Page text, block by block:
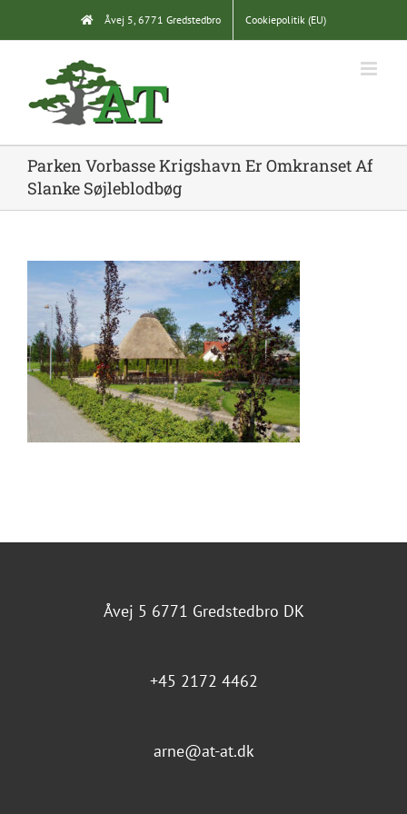
content
Åvej 5, 6771 Gredstedbro Cookiepolitik (EU)
Parken Vorbasse Krigshavn Er Omkranset Af
Slanke Søjleblodbøg
Åvej 5 6771 Gredstedbro DK
+45 2172 4462
arne@at-at.dk